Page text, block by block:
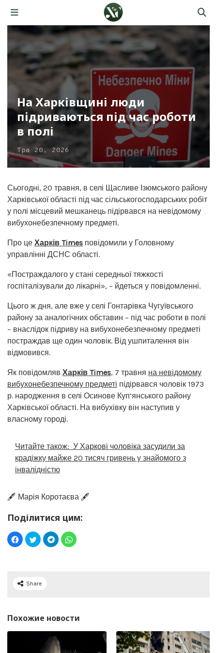
На Харківщині люди
підриваються під час роботи
в полі
Тра 20, 2026
Сьогодні, 20 травня, в селі Щасливе Ізюмського району
Харківської області під час сільськогосподарських робіт
у полі місцевий мешканець підірвався на невідомому
вибухонебезпечному предметі.
Про це Харків Times повідомили у Головному
управлінні ДСНС області.
«Постраждалого у стані середньої тяжкості
госпіталізували до лікарні», – йдеться у повідомленні.
Цього ж дня, але вже у селі Гонтарівка Чугуївського
району за аналогічних обставин – під час роботи в полі
– внаслідок підриву на вибухонебезпечному предметі
постраждав ще один чоловік. Від ушпиталення він
відмовився.
Як повідомляв Харків Times, 7 травня на невідомому
вибухонебезпечному предметі підірвався чоловік 1973
р. народження в селі Осинове Куп’янського району
Харківської області. На вибухівку він наступив у
власному городі.
Читайте також: У Харкові чоловіка засудили за
крадіжку майже 20 тисяч гривень у знайомого з
інвалідністю
🖋️ Марія Коротаєва 🖋️
Поділитися цим:
Share
Похожие новости